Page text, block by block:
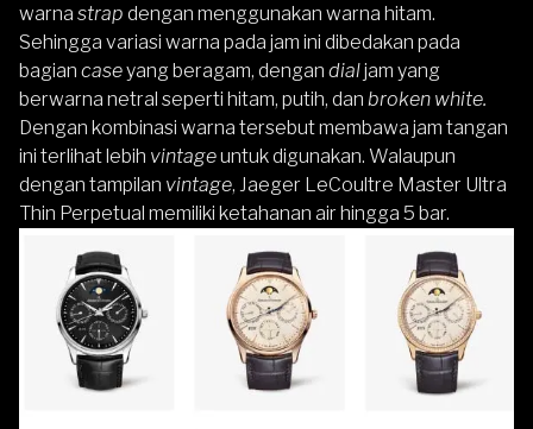
warna strap dengan menggunakan warna hitam.
Sehingga variasi warna pada jam ini dibedakan pada
bagian caseyang beragam, dengan dialjam yang
berwarna netral seperti hitam, putih, dan broken white.
Dengan kombinasi warna tersebut membawa jam tangan
ini terlihat lebih vintageuntuk digunakan. Walaupun
dengan tampilan vintage, Jaeger LeCoultre Master Ultra
Thin Perpetual memiliki ketahanan air hingga 5 bar.